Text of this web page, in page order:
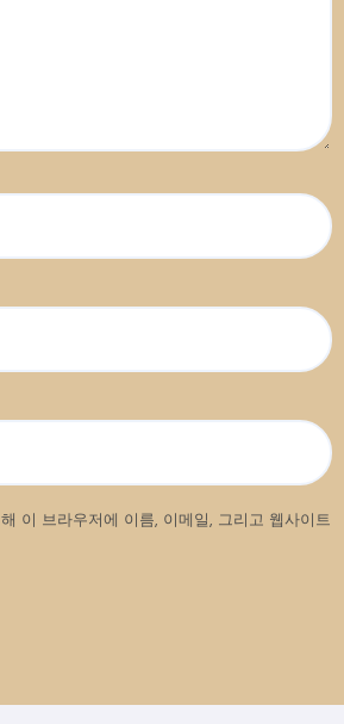
이 브라우저에 이름, 이메일, 그리고 웹사이트